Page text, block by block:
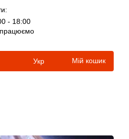
- 18:00
Укр Мій кошик